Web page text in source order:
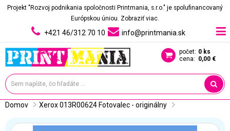
Projekt "Rozvoj podnikania spoločnosti Printmania, s.r.o." je spolufinancovaný
Európskou úniou. Zobraziť viac.
+421 46/312 70 10 info@printmania.sk
počet: 0 ks
cena: 0,00 €
Domov Xerox 013R00624 Fotovalec - originálny